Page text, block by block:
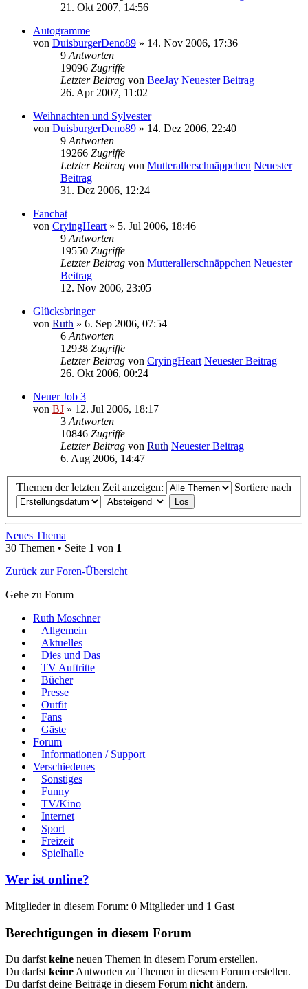
21. Okt 2007, 14:56
Autogramme
von DuisburgerDeno89 » 14. Nov 2006, 17:36
9 Antworten
19096 Zugriffe
Letzter Beitrag von BeeJay Neuester Beitrag
26. Apr 2007, 11:02
Weihnachten und Sylvester
von DuisburgerDeno89 » 14. Dez 2006, 22:40
9 Antworten
19266 Zugriffe
Letzter Beitrag von Mutterallerschnäppchen Neuester
Beitrag
31. Dez 2006, 12:24
Fanchat
von CryingHeart » 5. Jul 2006, 18:46
9 Antworten
19550 Zugriffe
Letzter Beitrag von Mutterallerschnäppchen Neuester
Beitrag
12. Nov 2006, 23:05
Glücksbringer
von Ruth » 6. Sep 2006, 07:54
6 Antworten
12938 Zugriffe
Letzter Beitrag von CryingHeart Neuester Beitrag
26. Okt 2006, 00:24
Neuer Job 3
von BJ » 12. Jul 2006, 18:17
3 Antworten
10846 Zugriffe
Letzter Beitrag von Ruth Neuester Beitrag
6. Aug 2006, 14:47
Themen der letzten Zeit anzeigen: Sortiere nach
Neues Thema
30 Themen • Seite 1 von 1
Zurück zur Foren-Übersicht
Gehe zu Forum
Ruth Moschner
Allgemein
Aktuelles
Dies und Das
TV Auftritte
Bücher
Presse
Outfit
Fans
Gäste
Forum
Informationen / Support
Verschiedenes
Sonstiges
Funny
TV/Kino
Internet
Sport
Freizeit
Spielhalle
Wer ist online?
Mitglieder in diesem Forum: 0 Mitglieder und 1 Gast
Berechtigungen in diesem Forum
Du darfstkeine neuen Themen in diesem Forum erstellen.
Du darfstkeineAntworten zu Themen in diesem Forum erstellen.
Du darfst deine Beiträge in diesem Forum nichtändern.